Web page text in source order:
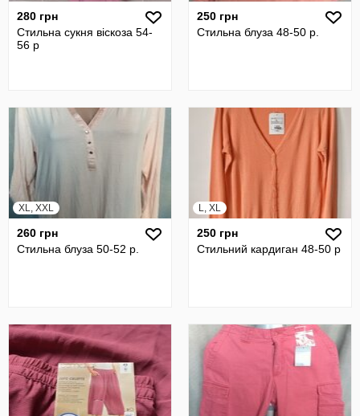
280 грн
Стильна сукня віскоза 54-
56 р
250 грн
Стильна блуза 48-50 р.
XL, XXL
260 грн
Стильна блуза 50-52 р.
L, XL
250 грн
Стильний кардиган 48-50 р